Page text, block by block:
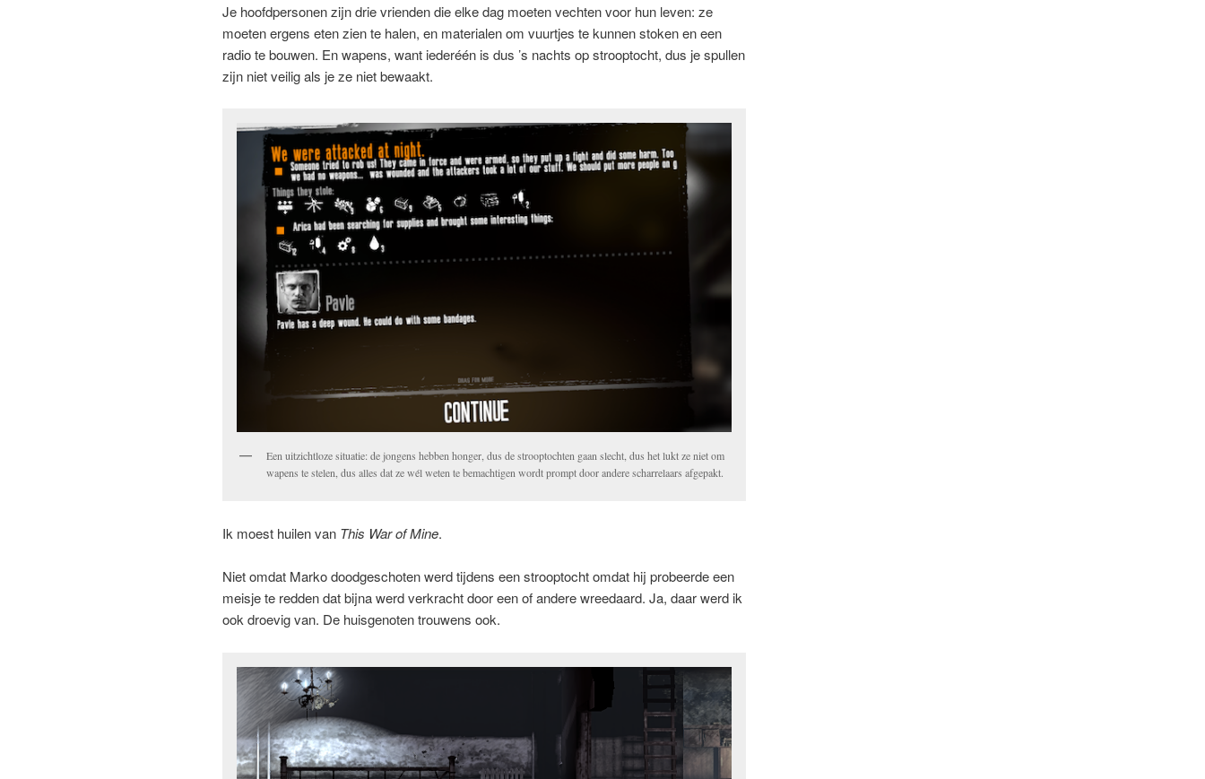
Je hoofdpersonen zijn drie vrienden die elke dag moeten vechten voor hun leven: ze
moeten ergens eten zien te halen, en materialen om vuurtjes te kunnen stoken en een
radio te bouwen. En wapens, want iederéén is dus ’s nachts op strooptocht, dus je spullen
zijn niet veilig als je ze niet bewaakt.
Een uitzichtloze situatie: de jongens hebben honger, dus de strooptochten gaan slecht, dus het lukt ze niet om
wapens te stelen, dus alles dat ze wél weten te bemachtigen wordt prompt door andere scharrelaars afgepakt.
Ik moest huilen van This War of Mine.
Niet omdat Marko doodgeschoten werd tijdens een strooptocht omdat hij probeerde een
meisje te redden dat bijna werd verkracht door een of andere wreedaard. Ja, daar werd ik
ook droevig van. De huisgenoten trouwens ook.